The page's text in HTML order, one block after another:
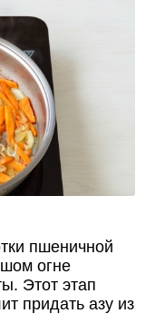
пшеничной
огне
Этот этап
придать азу из